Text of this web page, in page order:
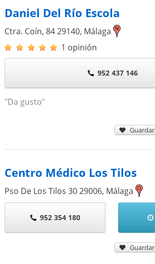
Daniel Del Río Escola
Ctra. Coín, 8429140, Málaga
1 opinión
952 437 146
"Da gusto"
Guardar
Centro Médico Los Tilos
Pso De Los Tilos 3029006, Málaga
952 354 180
Guardar